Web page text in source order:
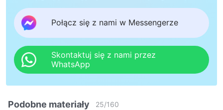
Połącz się z nami w Messengerze
Skontaktuj się z nami przez
WhatsApp
Podobne materiały 25/160